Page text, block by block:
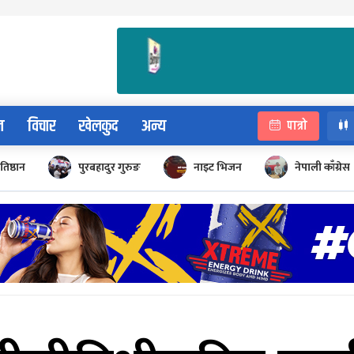
विचार खेलकुद अन्य पात्रो
पुरबहादुर गुरुङ नाइट भिजन नेपाली काँग्रेस